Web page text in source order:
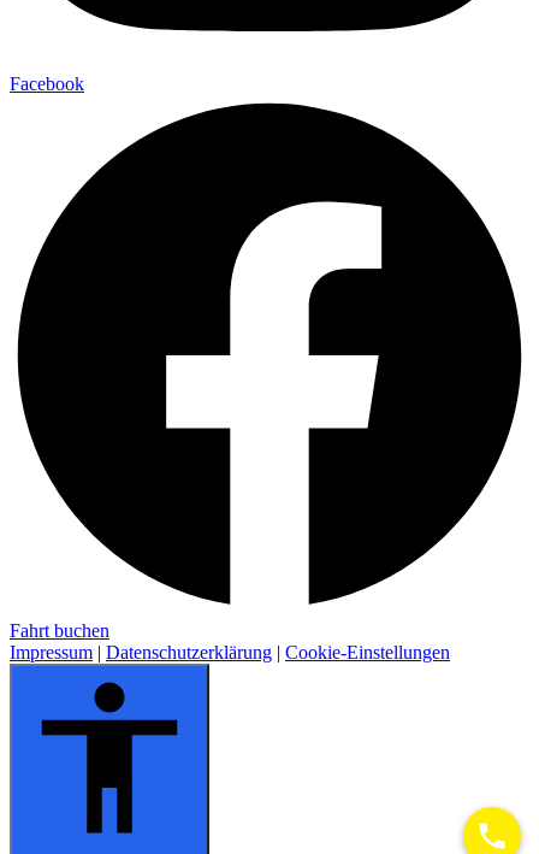
Facebook
Fahrt buchen
Impressum | Datenschutzerklärung | Cookie-Einstellungen